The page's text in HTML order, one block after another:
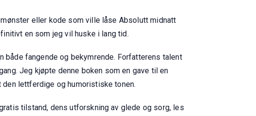
eller kode som ville låse Absolutt midnatt
en som jeg vil huske i lang tid.
fangende og bekymrende. Forfatterens talent
Jeg kjøpte denne boken som en gave til en
lettferdige og humoristiske tonen.
tilstand, dens utforskning av glede og sorg, les